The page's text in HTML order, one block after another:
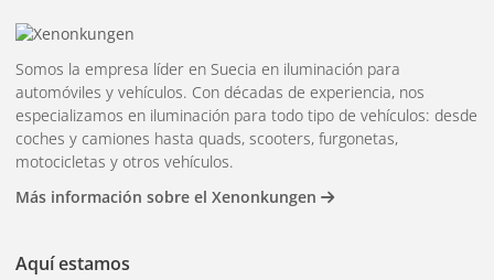
Somos la empresa líder en Suecia en iluminación para
automóviles y vehículos. Con décadas de experiencia, nos
especializamos en iluminación para todo tipo de vehículos: desde
coches y camiones hasta quads, scooters, furgonetas,
motocicletas y otros vehículos.
Más información sobre el Xenonkungen
Aquí estamos